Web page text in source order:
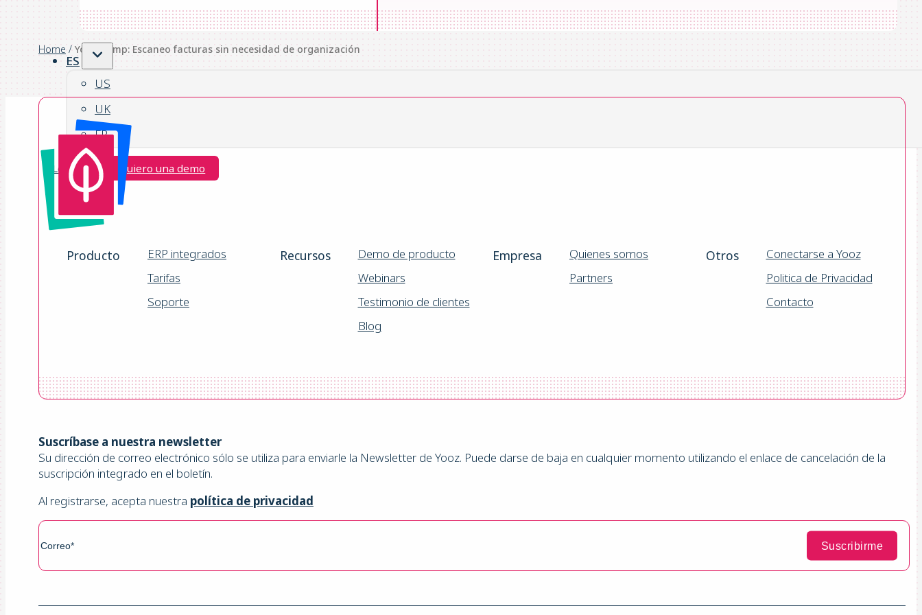
ES
US
UK
FR
Login Quiero una demo
Home / YoozStamp: Escaneo facturas sin necesidad de organización
Producto
ERP integrados
Tarifas
Soporte
Recursos
Demo de producto
Webinars
Testimonio de clientes
Blog
Empresa
Quienes somos
Partners
Otros
Conectarse a Yooz
Politica de Privacidad
Contacto
Suscríbase a nuestra newsletter
Su dirección de correo electrónico sólo se utiliza para enviarle la Newsletter de Yooz. Puede darse de baja en cualquier momento utilizando el enlace de cancelación de la
suscripción integrado en el boletín.
Al registrarse, acepta nuestra política de privacidad